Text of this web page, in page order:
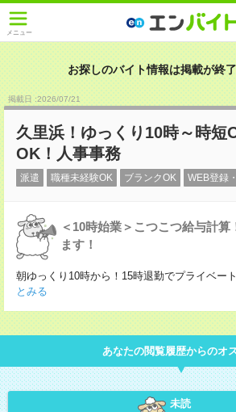
メニュー
お探しのバイト情報は掲載が終了
掲載日 :2026/07/21
久里浜！ゆっくり10時～時短
OK！人事事務
派遣 職種未経験OK ブランクOK WEB登録
＜10時始業＞こつこつ給与計算
ます！
朝ゆっくり10時から！15時退勤でプライベー
とみる
あなたの閲覧履歴からのオ
未読